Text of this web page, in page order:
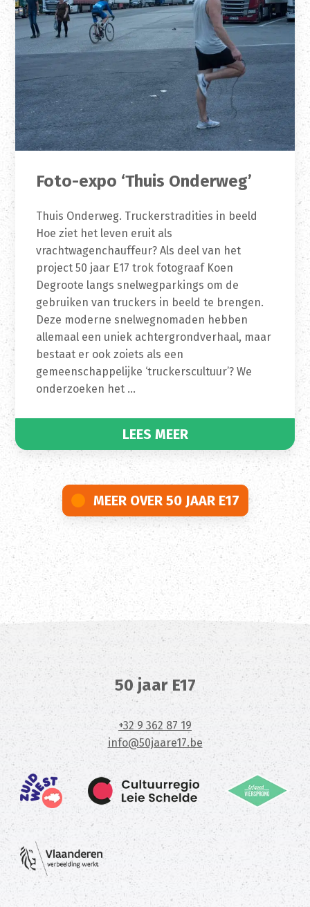
Foto-expo ‘Thuis Onderweg’
Thuis Onderweg. Truckerstradities in beeld
Hoe ziet het leven eruit als
vrachtwagenchauffeur? Als deel van het
project 50 jaar E17 trok fotograaf Koen
Degroote langs snelwegparkings om de
gebruiken van truckers in beeld te brengen.
Deze moderne snelwegnomaden hebben
allemaal een uniek achtergrondverhaal, maar
bestaat er ook zoiets als een
gemeenschappelijke ‘truckerscultuur’? We
onderzoeken het …
LEES MEER
MEER OVER 50 JAAR E17
50 jaar E17
+32 9 362 87 19
info@50jaare17.be